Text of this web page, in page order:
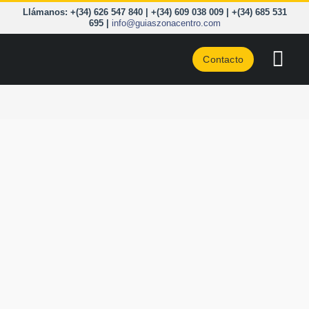
Saltar
contenido
Llámanos: +(34) 626 547 840 | +(34) 609 038 009 | +(34) 685 531
695 |
info@guiaszonacentro.com
Contacto